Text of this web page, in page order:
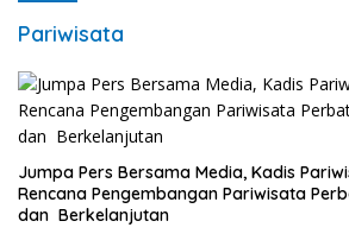
Pariwisata
Jumpa Pers Bersama Media, Kadis
Rencana Pengembangan Pariwisata
dan Berkelanjutan